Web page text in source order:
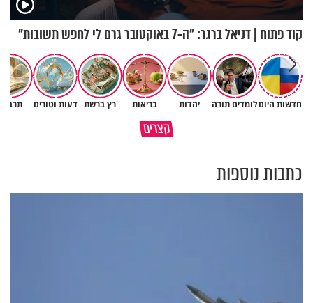
קוד פתוח | דניאל ברגר: "ה-7 באוקטובר גרם לי לחפש תשובות"
חדשות היוםלומדים תורה יהדות בריאות רץ ברשת דעות וטורים
קצרים
משפחת מתן משתפת בהתמודדות
האמונה האמיתית בבורא עולם
כתבות נוספות